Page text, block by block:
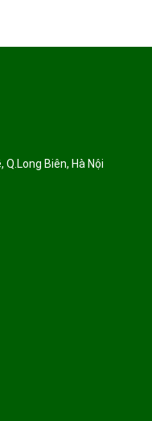
Q.Long Biên, Hà Nội